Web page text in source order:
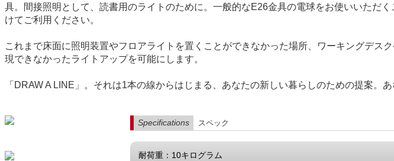
具。間接照明として、読書用のライトのために。一般的なE26金具の電球をお使いいただ
けてご利用ください。
これまで床面に照明装置やフロアライトを置くことができなかった場所、ワーキングデ
現できなかったライトアップを可能にします。
「DRAW A LINE」。それは1本の線からはじまる、あなたの新しい暮らしのための提案。
Specifications スペック
耐荷重：10キログラム